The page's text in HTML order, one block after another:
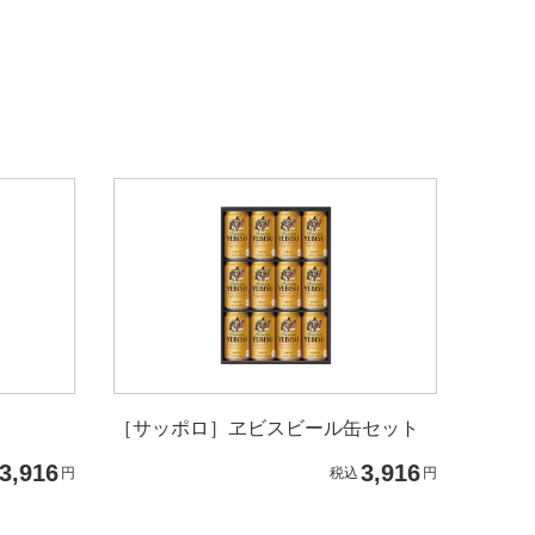
3,916 円
［サッポロ］ヱビスビール缶セット
税込 3,916 円